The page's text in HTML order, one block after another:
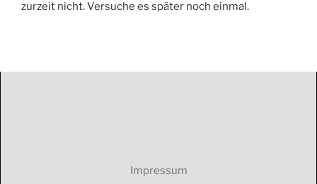
zurzeit nicht. Versuche es später noch einmal.
Impressum